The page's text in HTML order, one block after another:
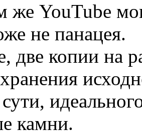
же YouTube
не панацея.
две копии на
камни.